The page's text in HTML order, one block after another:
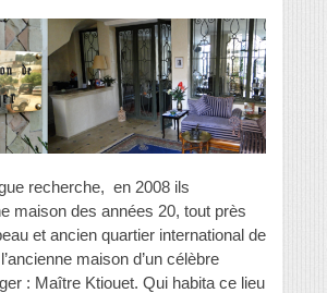
recherche, en 2008 ils
maison des années 20, tout près
et ancien quartier international de
maison d’un célèbre
: Maître Ktiouet. Qui habita ce lieu